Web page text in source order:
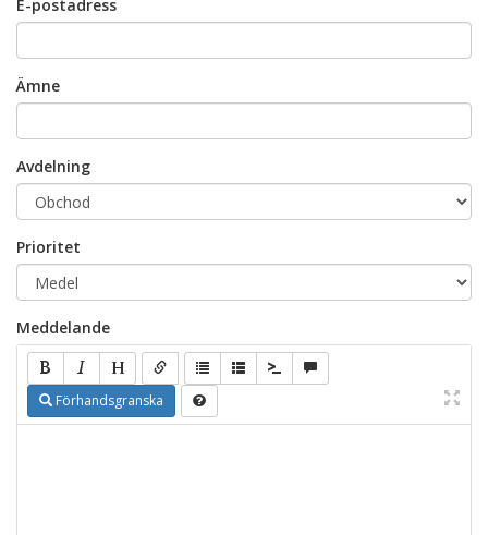
E-postadress
Ämne
Avdelning
Prioritet
Meddelande
Förhandsgranska